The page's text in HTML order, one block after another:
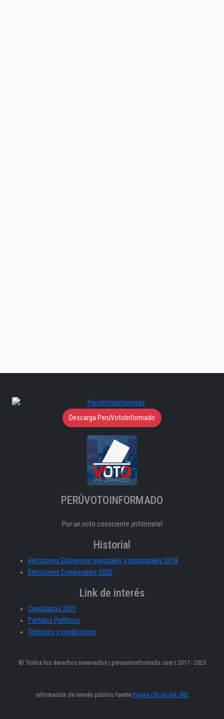
Descarga PeruVotoInformado
PERÚVOTOINFORMADO
Por un voto consciente ¡infórmate!
Historial
Elecciones Gobiernos regionales y municipales 2018
Elecciones Congresales 2020
Link de interés
Candidatos 2021
Partidos Políticos
Términos y condiciones
© Todos los derechos reservados | peruvotoinformado.com | 2017 - 2025
Información de interés público fuente Página Oficial del JNE